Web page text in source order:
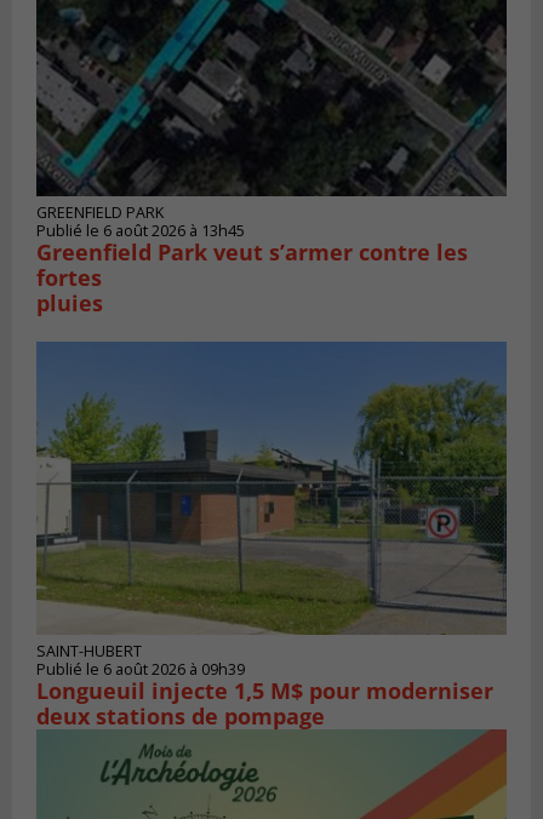
GREENFIELD PARK
Publié le 6 août 2026 à 13h45
Greenfield Park veut s’armer contre les
fortes
pluies
SAINT-HUBERT
Publié le 6 août 2026 à 09h39
Longueuil injecte 1,5 M$ pour moderniser
deux stations de pompage